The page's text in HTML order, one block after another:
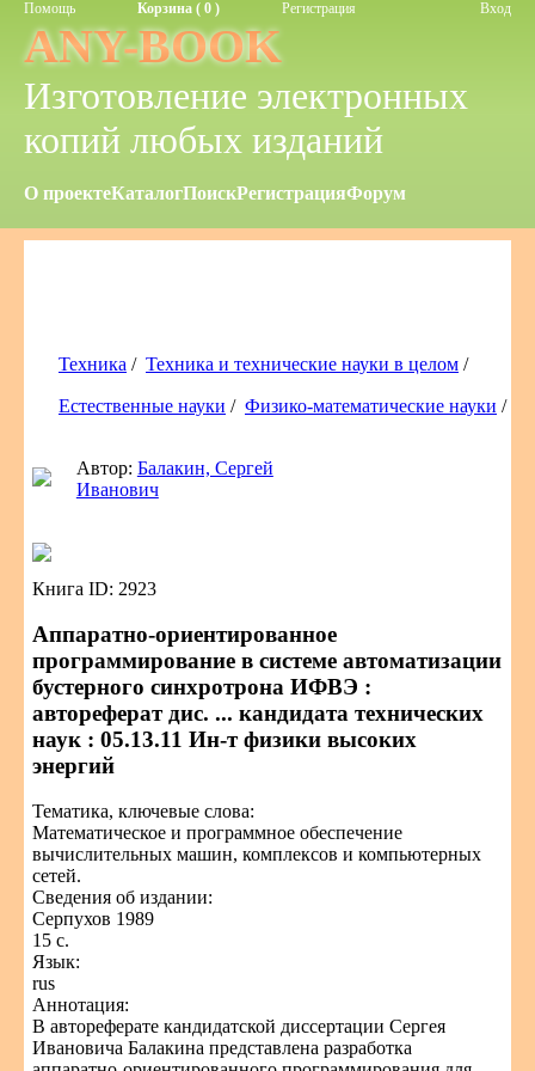
Помощь Корзина ( 0 ) Регистрация Вход
ANY-BOOK
Изготовление электронных
копий любых изданий
О проектеКаталогПоискРегистрацияФорум
Техника / Техника и технические науки в целом /
Естественные науки / Физико-математические науки /
Автор: Балакин, Сергей
Иванович
Книга ID: 2923
Аппаратно-ориентированное
программирование в системе автоматизации
бустерного синхротрона ИФВЭ :
автореферат дис. ... кандидата технических
наук : 05.13.11 Ин-т физики высоких
энергий
Тематика, ключевые слова:
Математическое и программное обеспечение
вычислительных машин, комплексов и компьютерных
сетей.
Сведения об издании:
Серпухов 1989
15 с.
Язык:
rus
Аннотация:
В автореферате кандидатской диссертации Сергея
Ивановича Балакина представлена разработка